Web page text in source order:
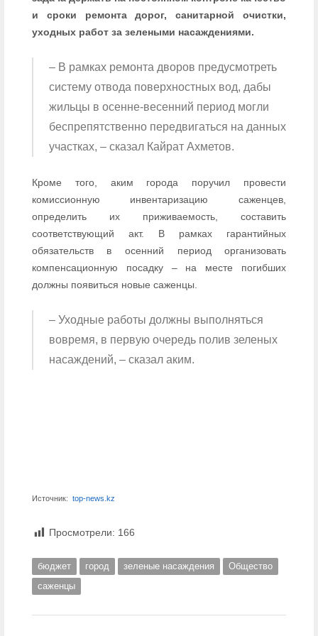
и сроки ремонта дорог, санитарной очистки,
уходных работ за зелеными насаждениями.
– В рамках ремонта дворов предусмотреть
систему отвода поверхностных вод, дабы
жильцы в осенне-весенний период могли
беспрепятственно передвигаться на данных
участках, – сказал Кайрат Ахметов.
Кроме того, аким города поручил провести
комиссионную инвентаризацию саженцев,
определить их приживаемость, составить
соответствующий акт. В рамках гарантийных
обязательств в осенний период организовать
компенсационную посадку – на месте погибших
должны появиться новые саженцы.
– Уходные работы должны выполняться
вовремя, в первую очередь полив зеленых
насаждений, – сказал аким.
Источник: top-news.kz
Просмотрели: 166
бюджет город зеленые насаждения
Общество
саженцы